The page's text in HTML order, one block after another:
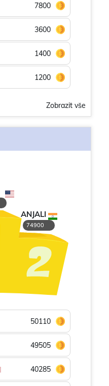
7800
3600
1400
1200
Zobrazit vše
ANJALI
74900
50110
49505
40285